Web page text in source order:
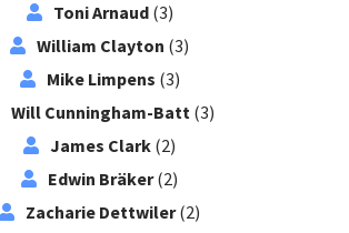
Toni Arnaud(3)
William Clayton (3)
Mike Limpens (3)
Will Cunningham-Batt (3)
James Clark (2)
Edwin Bräker(2)
Zacharie Dettwiler(2)